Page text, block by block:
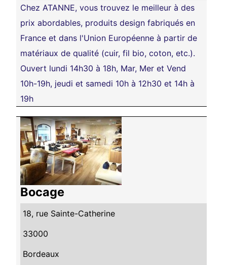
Chez ATANNE, vous trouvez le meilleur à des
prix abordables, produits design fabriqués en
France et dans l'Union Européenne à partir de
matériaux de qualité (cuir, fil bio, coton, etc.).
Ouvert lundi 14h30 à 18h, Mar, Mer et Vend
10h-19h, jeudi et samedi 10h à 12h30 et 14h à
19h
Bocage
18, rue Sainte-Catherine
33000
Bordeaux